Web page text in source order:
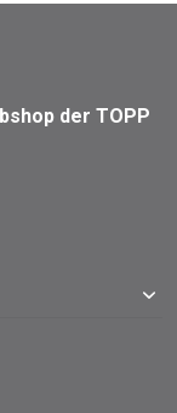
der TOPP